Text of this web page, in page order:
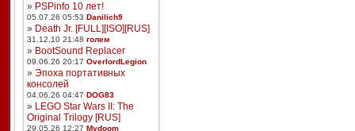
» PSPinfo 10 лет!
05.07.26 05:53 Danilich9
» Death Jr. [FULL][ISO][RUS]
31.12.10 21:48 голем
» BootSound Replacer
09.06.26 20:17 OverlordLegion
» Эпоха портативных
консолей
04.06.26 04:47 DOG83
» LEGO Star Wars II: The
Original Trilogy [RUS]
29.05.26 12:27 Mydoom